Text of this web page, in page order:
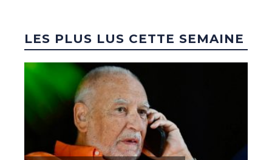
LES PLUS LUS CETTE SEMAINE